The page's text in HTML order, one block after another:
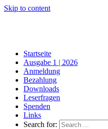
Skip to content
Startseite
Ausgabe 1 | 2026
Anmeldung
Bezahlung
Downloads
Leserfragen
Spenden
Links
Search for: